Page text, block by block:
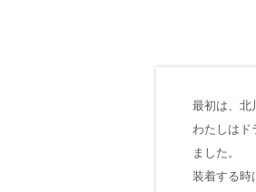
最初は、北
わたしはド
ました。
装着する時